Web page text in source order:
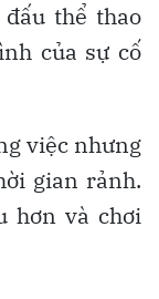
thể thao
của sự cố
việc nhưng
gian rảnh.
hơn và chơi